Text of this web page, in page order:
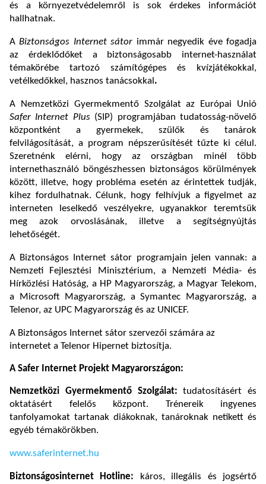
és a környezetvédelemről is sok érdekes információt
hallhatnak.
ABiztonságos Internet sátor immár negyedik éve fogadja
az érdeklődőket a biztonságosabb internet-használat
témakörébe tartozó számítógépes és kvízjátékokkal,
vetélkedőkkel, hasznos tanácsokkal .
A Nemzetközi Gyermekmentő Szolgálat az Európai Unió
Safer Internet Plus(SIP) programjában tudatosság-növelő
központként a gyermekek, szülők és tanárok
felvilágosítását, a program népszerűsítését tűzte ki célul.
Szeretnénk elérni, hogy az országban minél több
internethasználó böngészhessen biztonságos körülmények
között, illetve, hogy probléma esetén az érintettek tudják,
kihez fordulhatnak. Célunk, hogy felhívjuk a figyelmet az
interneten leselkedő veszélyekre, ugyanakkor teremtsük
meg azok orvoslásának, illetve a segítségnyújtás
lehetőségét.
A Biztonságos Internet sátor programjain jelen vannak: a
Nemzeti Fejlesztési Minisztérium, a Nemzeti Média- és
Hírközlési Hatóság, a HP Magyarország, a Magyar Telekom,
a Microsoft Magyarország, a Symantec Magyarország, a
Telenor, az UPC Magyarország és az UNICEF.
A Biztonságos Internet sátor szervezői számára az
internetet a Telenor Hipernet biztosítja.
A Safer Internet Projekt Magyarországon:
Nemzetközi Gyermekmentő Szolgálat:tudatosításért és
oktatásért felelős központ. Trénereik ingyenes
tanfolyamokat tartanak diákoknak, tanároknak netikett és
egyéb témakörökben.
www.saferinternet.hu
Biztonságosinternet Hotline: káros, illegális és jogsértő